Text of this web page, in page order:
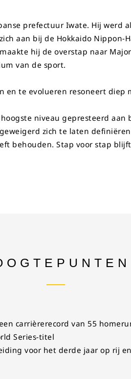
prefectuur Iwate. Hij werd
aan bij de Hokkaido
hij de overstap naar
van de sport.
te evolueren resoneert diep
niveau gepresteerd
zich te laten
behouden. Stap voor stap
carrièrerecord van 55
Series-titel
voor het derde jaar op rij